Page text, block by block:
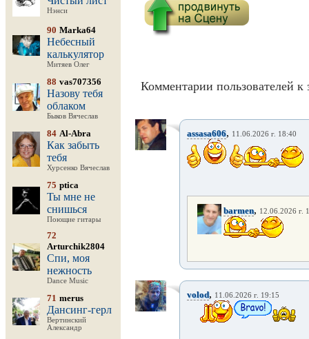
Нэнси
90 Marka64
Небесный
калькулятор
Митяев Олег
88 vas707356
Назову тебя
облаком
Быков Вячеслав
84 Al-Abra
Как забыть
тебя
Хурсенко Вячеслав
75 ptica
Ты мне не
снишься
Поющие гитары
72
Arturchik2804
Спи, моя
нежность
Dance Music
71 merus
Дансинг-герл
Вертинский
Александр
Комментарии пользователей к
assasa606, 11.06.2026 г. 18:40
barmen, 12.06.2026 г.
volod, 11.06.2026 г. 19:15